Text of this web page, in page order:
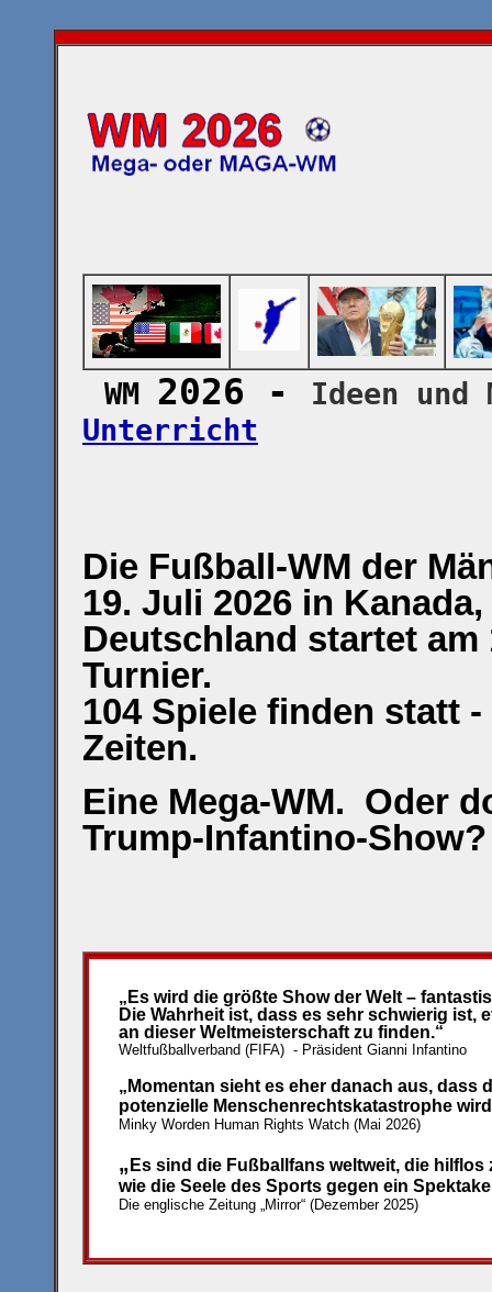
WM 2026 -
Ideen
Unterricht
Die Fußball-WM der
19. Juli 2026 in
Deutschland startet
Turnier.
104 Spiele finden statt
Zeiten.
Eine Mega-WM. Oder
Trump-Infantino-Show?
„Es wird die größte Show der Welt –
Die Wahrheit ist, dass es sehr schwierig ist,
an dieser Weltmeisterschaft zu finden.“
Weltfußballverband (FIFA) - Präsident Gianni Infantino
„Momentan sieht es eher danach aus, dass
potenzielle Menschenrechtskatastrophe
Minky Worden Human Rights Watch (Mai 2026)
„ Es sind die Fußballfans weltweit, die hilflos
wie die Seele des Sports gegen ein
Die englische Zeitung „Mirror“ (Dezember 2025)